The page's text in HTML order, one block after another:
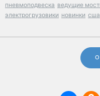
пневмоподвеска ведущие
электрогрузовики новинки сша